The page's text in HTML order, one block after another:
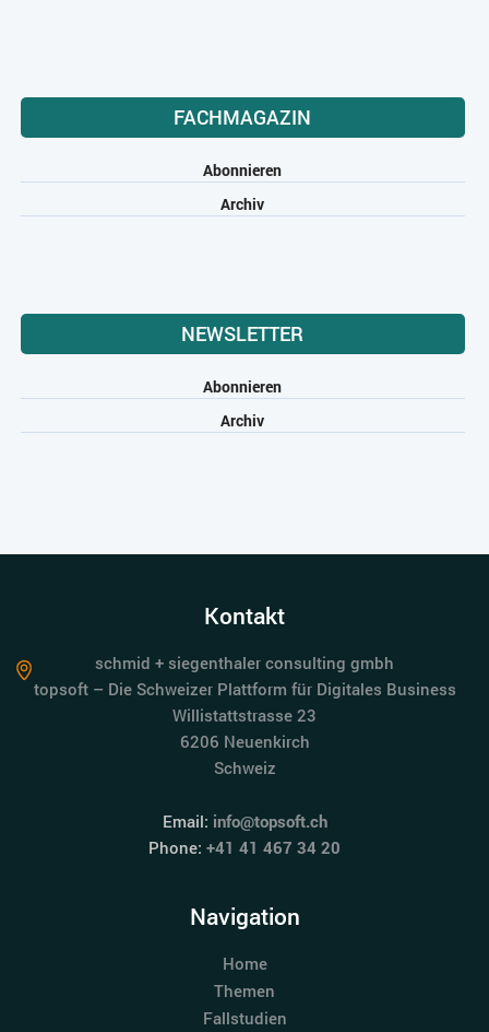
FACHMAGAZIN
Abonnieren
Archiv
NEWSLETTER
Abonnieren
Archiv
Kontakt
schmid + siegenthaler consulting gmbh
topsoft – Die Schweizer Plattform für Digitales Business
Willistattstrasse 23
6206 Neuenkirch
Schweiz
Email: info@topsoft.ch
Phone: +41 41 467 34 20
Navigation
Home
Themen
Fallstudien